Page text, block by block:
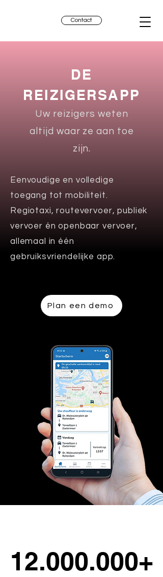
Contact
DE
REIZIGERSAPP
Uw reizigers weten
altijd waar ze aan toe
zijn.
Eenvoudige en volledige
toegang tot mobiliteit.
Regiotaxi, routevervoer, publiek
vervoer én openbaar vervoer,
allemaal in één
gebruiksvriendelijke app.
Plan een demo
12.000.000+
12.000.000+